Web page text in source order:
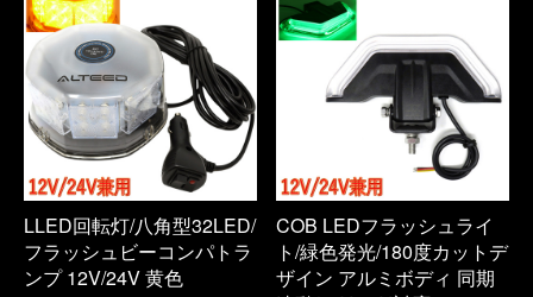
LLED回転灯/八角型32LED/
フラッシュビーコンパトラ
ンプ 12V/24V 黄色
COB LEDフラッシュライ
ト/緑色発光/180度カットデ
ザイン アルミボディ 同期